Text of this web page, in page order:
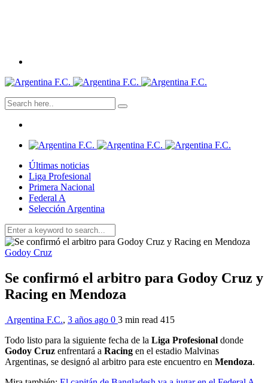
Últimas noticias
Liga Profesional
Primera Nacional
Federal A
Selección Argentina
Godoy Cruz
Se confirmó el arbitro para Godoy Cruz y
Racing en Mendoza
Argentina F.C., 3 años ago 0 3 min read 415
Todo listo para la siguiente fecha de la Liga Profesional donde
Godoy Cruz enfrentará a Racing en el estadio Malvinas
Argentinas, se designó al arbitro para este encuentro en Mendoza.